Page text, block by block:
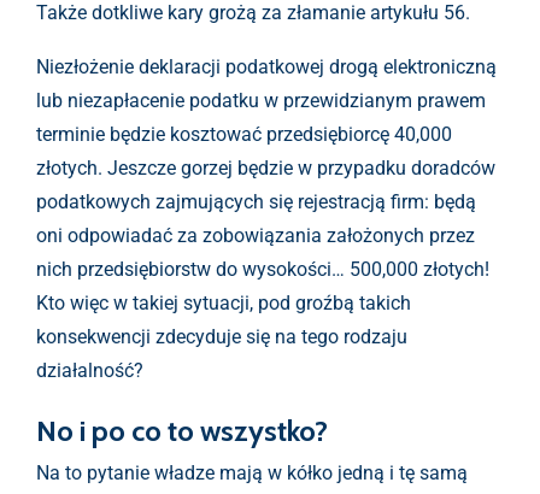
Także dotkliwe kary grożą za złamanie artykułu 56.
Niezłożenie deklaracji podatkowej drogą elektroniczną
lub niezapłacenie podatku w przewidzianym prawem
terminie będzie kosztować przedsiębiorcę 40,000
złotych. Jeszcze gorzej będzie w przypadku doradców
podatkowych zajmujących się rejestracją firm: będą
oni odpowiadać za zobowiązania założonych przez
nich przedsiębiorstw do wysokości… 500,000 złotych!
Kto więc w takiej sytuacji, pod groźbą takich
konsekwencji zdecyduje się na tego rodzaju
działalność?
No i po co to wszystko?
Na to pytanie władze mają w kółko jedną i tę samą